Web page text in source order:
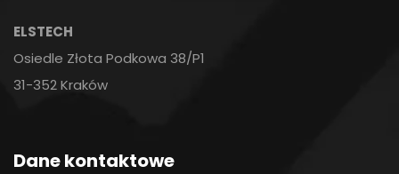
ELSTECH
Osiedle Złota Podkowa 38/P1
31-352 Kraków
Dane kontaktowe